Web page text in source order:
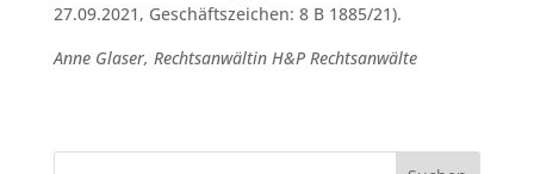
27.09.2021, Geschäftszeichen: 8 B 1885/21).
Anne Glaser, Rechtsanwältin H&P Rechtsanwälte